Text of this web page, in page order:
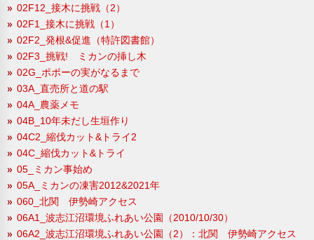
02F12_接木に挑戦（2）
02F1_接木に挑戦（1）
02F2_発根&促進（特許図書館）
02F3_挑戦! ミカンの挿し木
02G_ポポーの実がなるまで
03A_直売所と道の駅
04A_農薬メモ
04B_10年未だし生垣作り
04C2_縮伐カット&トライ2
04C_縮伐カット&トライ
05_ミカン事始め
05A_ミカンの凍害2012&2021年
060_北関 伊勢崎アクセス
06A1_波志江沼環境ふれあい公園（2010/10/30）
06A2_波志江沼環境ふれあい公園（2）：北関 伊勢崎アクセス